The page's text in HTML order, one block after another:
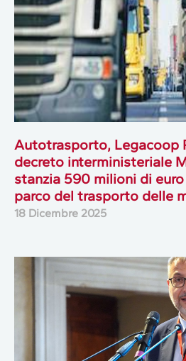
Autotrasporto, Legacoop
decreto interministeriale
stanzia 590 milioni di
parco del trasporto delle
18 Dicembre 2025